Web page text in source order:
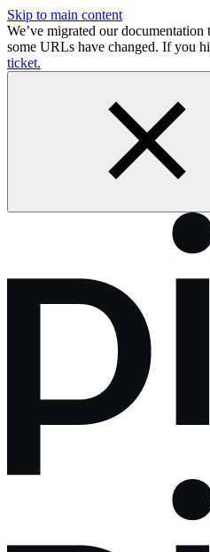
Skip to main content
We’ve migrated our
some URLs have changed. If you
ticket.